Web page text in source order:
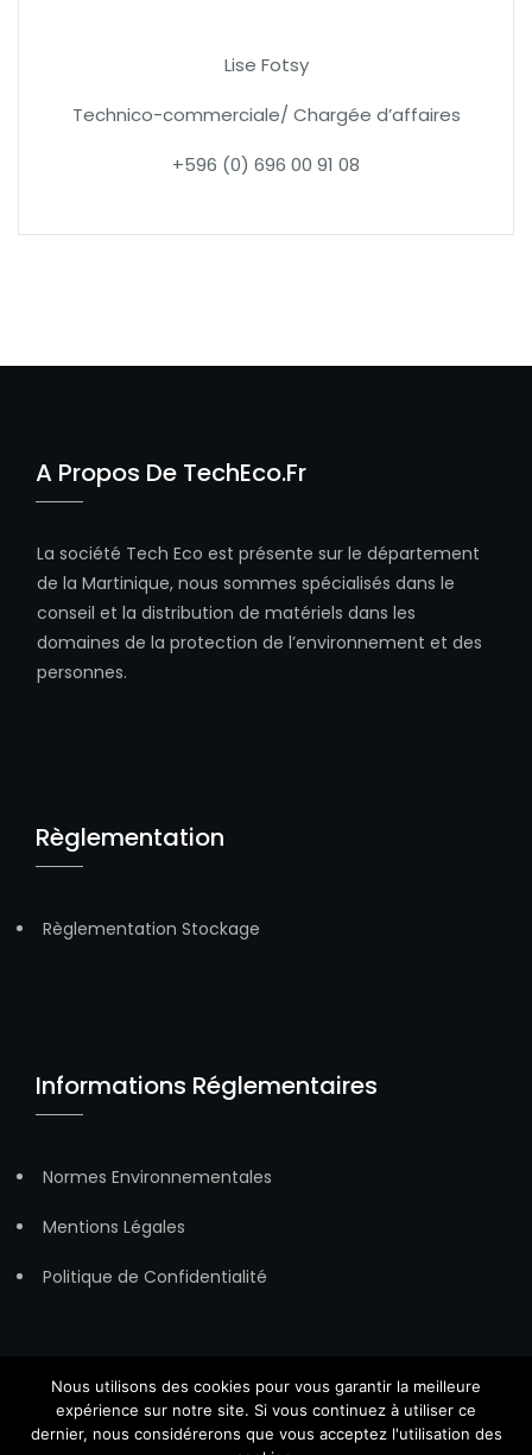
Lise Fotsy
Technico-commerciale/ Chargée d’affaires
+596 (0) 696 00 91 08
A Propos De TechEco.fr
La société Tech Eco est présente sur le département
de la Martinique, nous sommes spécialisés dans le
conseil et la distribution de matériels dans les
domaines de la protection de l’environnement et des
personnes.
Règlementation
Règlementation Stockage
Informations Réglementaires
Normes Environnementales
Mentions Légales
Politique de Confidentialité
Copyright © All Rights Reserved.
Nous utilisons des cookies pour vous garantir la meilleure
expérience sur notre site. Si vous continuez à utiliser ce
dernier, nous considérerons que vous acceptez l'utilisation des